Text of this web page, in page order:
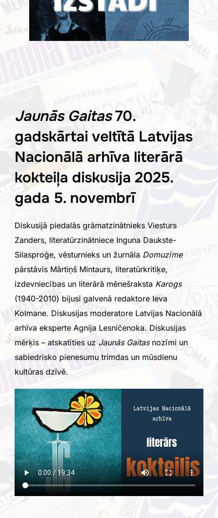
Jaunās Gaitas70.
gadskārtai veltītā Latvijas
Nacionālā arhīva literārā
kokteiļa diskusija 2025.
gada 5. novembrī
Diskusijā piedalās grāmatzinātnieks Viesturs
Zanders, literatūrzinātniece Inguna Daukste-
Silasproģe, vēsturnieks un žurnāla Domuzīme
pārstāvis Mārtiņš Mintaurs, literatūrkritiķe,
izdevniecības un literārā mēnešraksta Karogs
(1940-2010) bijusī galvenā redaktore Ieva
Kolmane. Diskusijas moderatore Latvijas Nacionālā
arhīva eksperte Agnija Lesničenoka. Diskusijas
mērķis – atskatīties uz Jaunās Gaitasnozīmi un
sabiedrisko pienesumu trimdas un mūsdienu
kultūras dzīvē.